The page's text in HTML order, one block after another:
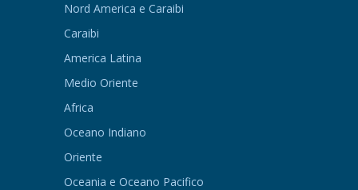
Nord America e Caraibi
Caraibi
America Latina
Medio Oriente
Africa
Oceano Indiano
Oriente
Oceania e Oceano Pacifico